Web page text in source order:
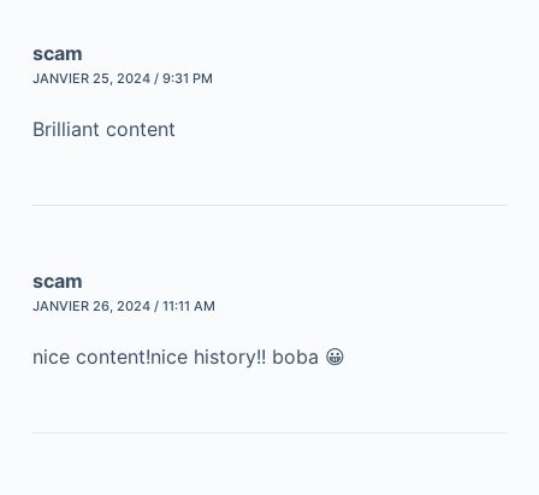
scam
JANVIER 25, 2024 / 9:31 PM
Brilliant content
scam
JANVIER 26, 2024 / 11:11 AM
nice content!nice history!! boba 😀